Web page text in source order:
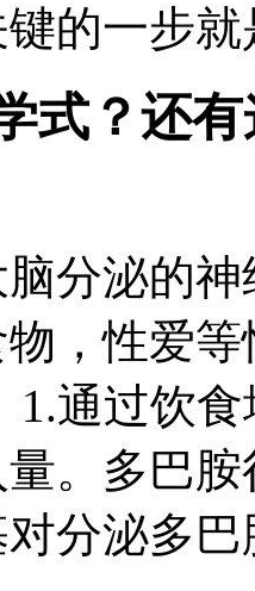
的一步
式？还
分泌的
，性爱
1.通过饮
。多巴
分泌多